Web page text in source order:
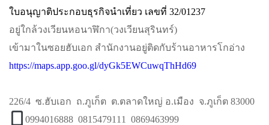
ใบอนุญาติประกอบธุรกิจนำเที่ยว เลขที่ 32/01237
อยู่ใกล้วงเวียนหอนาฬิกา​(วงเวียนสุรินทร์)​
เข้ามาในซอยฮับเอก​ สำนักงานอยู่ติดกับร้านอาหารโกอ่าง
https://maps.app.goo.gl/dyGk5EWCuwqThHd69
226/4 ซ.ฮับเอก ถ.ภูเก็ต ต.ตลาดใหญ่ อ.เมือง จ.ภูเก็ต 83000
0994016888 0815479111 0869463999